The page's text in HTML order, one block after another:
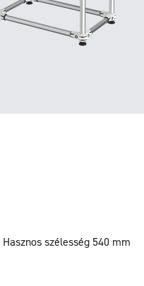
Hasznos szélesség 540 mm